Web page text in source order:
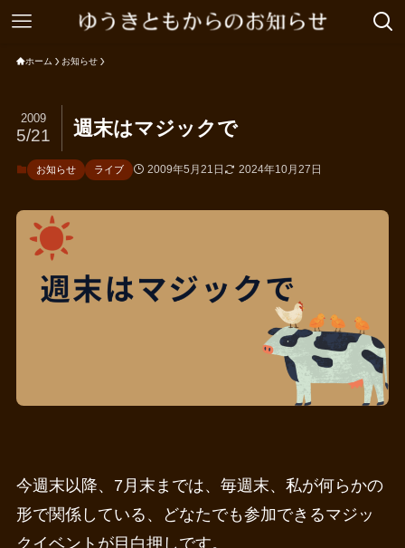
ホーム お知らせ
週末はマジックで
2009
5/21
お知らせ ライブ 2009年5月21日 2024年10月27日
今週末以降、7月末までは、毎週末、私が何らかの
形で関係している、どなたでも参加できるマジッ
クイベントが目白押しです。